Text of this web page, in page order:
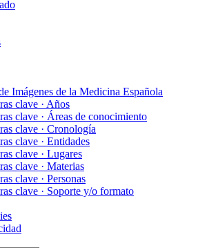
Imágenes de la Medicina Española
clave · Años
clave · Áreas de conocimiento
clave · Cronología
clave · Entidades
clave · Lugares
clave · Materias
clave · Personas
clave · Soporte y/o formato